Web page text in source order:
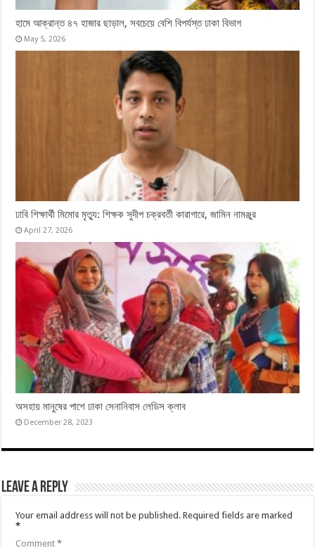
হামে আক্রান্ত ৪৭ হাজার ছাড়াল, সবচেয়ে বেশি বিপর্যস্ত ঢাকা বিভাগ
May 5, 2026
ঢাবি শিক্ষার্থী মিমোর মৃত্যু: শিক্ষক সুদীপ চক্রবর্তী কারাগারে, জামিন নামঞ্জুর
April 27, 2026
অসহায় মানুষের পাশে ঢাকা সেনানিবাস লেডিস ক্লাব
December 28, 2023
Leave a Reply
Your email address will not be published. Required fields are marked
*
Comment*